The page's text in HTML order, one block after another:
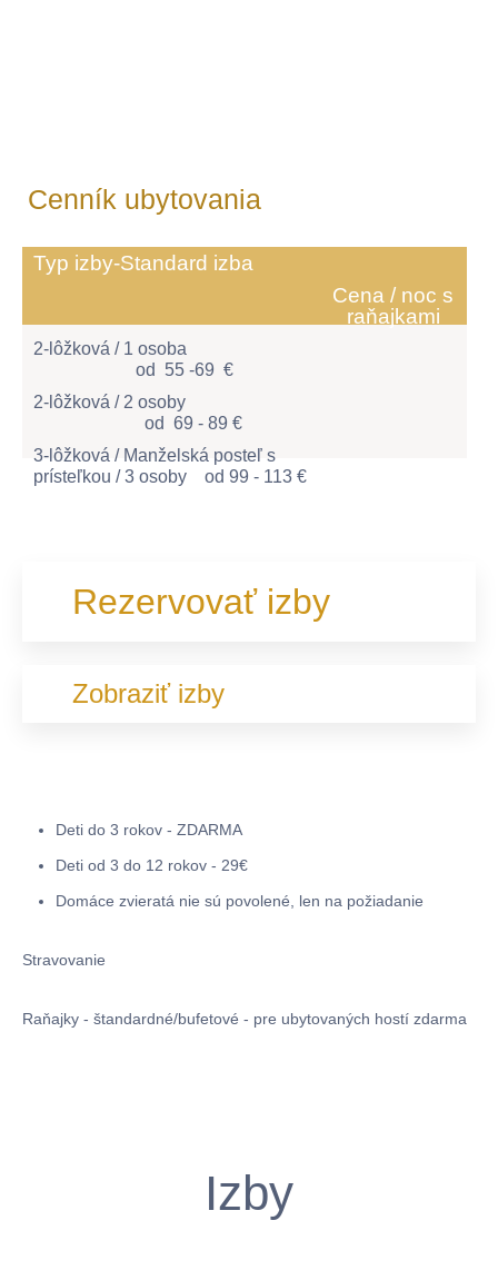
Cenník ubytovania
Typ izby-Standard izba
Cena / noc s
raňajkami
2-lôžková / 1 osoba
od 55 -69 €
2-lôžková / 2 osoby
od 69 - 89 €
3-lôžková / Manželská posteľ s
prísteľkou / 3 osoby od 99 - 113 €
Rezervovať izby
Zobraziť izby
Deti do 3 rokov - ZDARMA
Deti od 3 do 12 rokov - 29€
Domáce zvieratá nie sú povolené, len na požiadanie
Stravovanie
Raňajky - štandardné/bufetové - pre ubytovaných hostí zdarma
Izby